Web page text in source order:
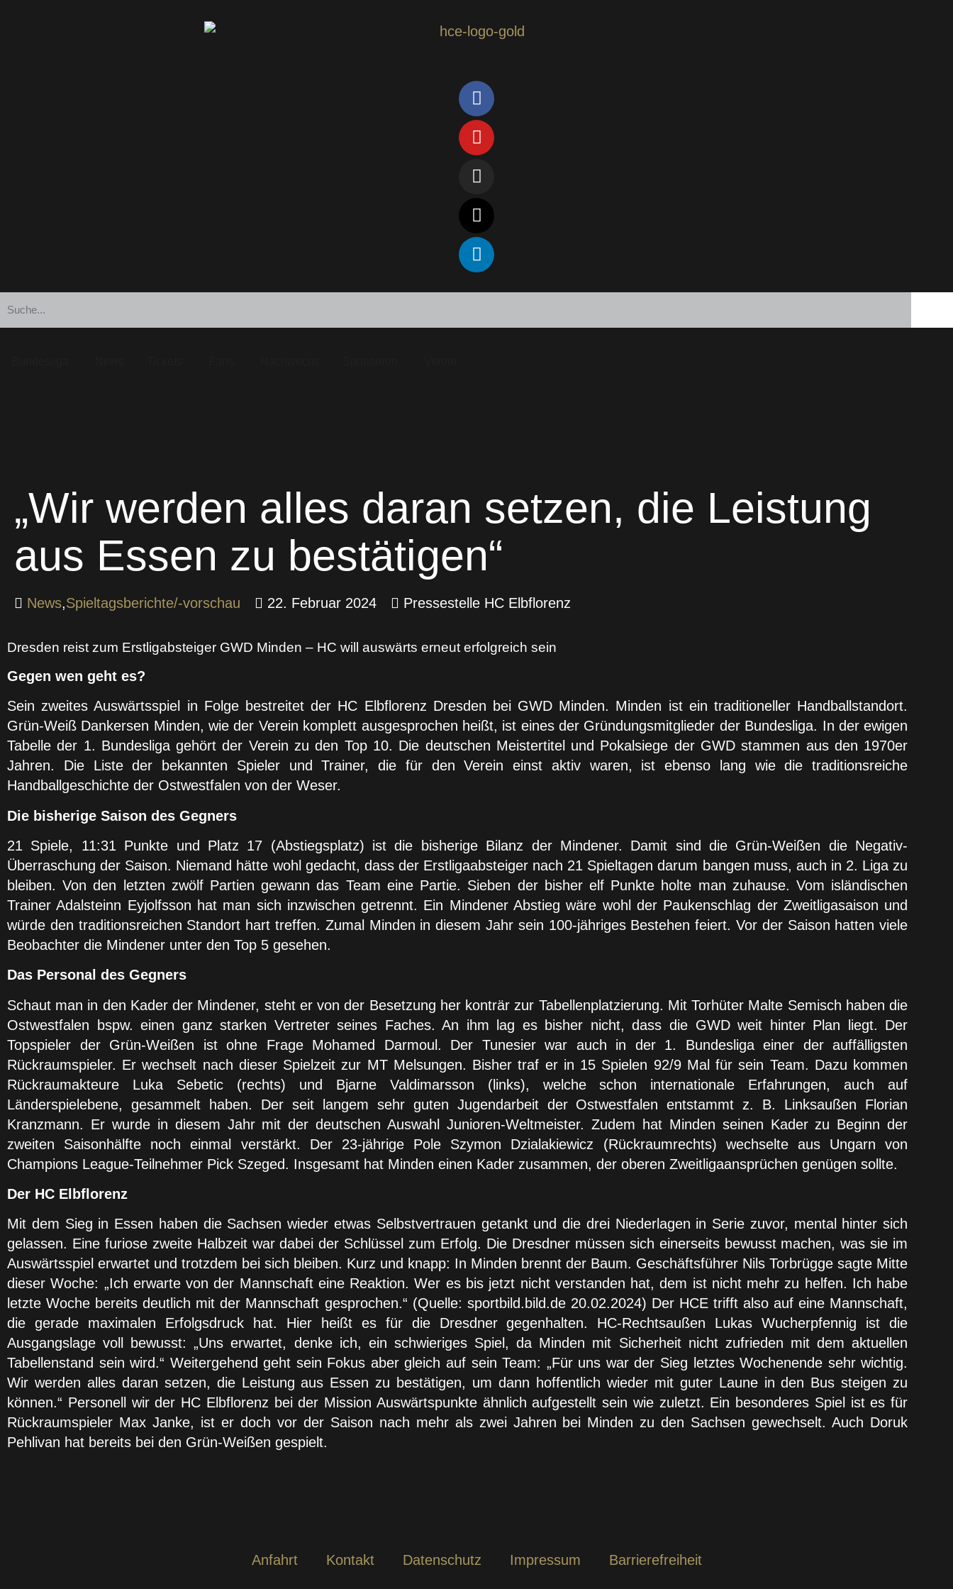
„Wir werden alles daran setzen, die Leistung
aus Essen zu bestätigen“
News,Spieltagsberichte/-vorschau 22. Februar 2024 Pressestelle HC Elbflorenz
Dresden reist zum Erstligabsteiger GWD Minden – HC will auswärts erneut erfolgreich sein
Gegen wen geht es?
Sein zweites Auswärtsspiel in Folge bestreitet der HC Elbflorenz Dresden bei GWD Minden. Minden ist ein traditioneller Handballstandort.
Grün-Weiß Dankersen Minden, wie der Verein komplett ausgesprochen heißt, ist eines der Gründungsmitglieder der Bundesliga. In der ewigen
Tabelle der 1. Bundesliga gehört der Verein zu den Top 10. Die deutschen Meistertitel und Pokalsiege der GWD stammen aus den 1970er
Jahren. Die Liste der bekannten Spieler und Trainer, die für den Verein einst aktiv waren, ist ebenso lang wie die traditionsreiche
Handballgeschichte der Ostwestfalen von der Weser.
Die bisherige Saison des Gegners
21 Spiele, 11:31 Punkte und Platz 17 (Abstiegsplatz) ist die bisherige Bilanz der Mindener. Damit sind die Grün-Weißen die Negativ-
Überraschung der Saison. Niemand hätte wohl gedacht, dass der Erstligaabsteiger nach 21 Spieltagen darum bangen muss, auch in 2. Liga zu
bleiben. Von den letzten zwölf Partien gewann das Team eine Partie. Sieben der bisher elf Punkte holte man zuhause. Vom isländischen
Trainer Adalsteinn Eyjolfsson hat man sich inzwischen getrennt. Ein Mindener Abstieg wäre wohl der Paukenschlag der Zweitligasaison und
würde den traditionsreichen Standort hart treffen. Zumal Minden in diesem Jahr sein 100-jähriges Bestehen feiert. Vor der Saison hatten viele
Beobachter die Mindener unter den Top 5 gesehen.
Das Personal des Gegners
Schaut man in den Kader der Mindener, steht er von der Besetzung her konträr zur Tabellenplatzierung. Mit Torhüter Malte Semisch haben die
Ostwestfalen bspw. einen ganz starken Vertreter seines Faches. An ihm lag es bisher nicht, dass die GWD weit hinter Plan liegt. Der
Topspieler der Grün-Weißen ist ohne Frage Mohamed Darmoul. Der Tunesier war auch in der 1. Bundesliga einer der auffälligsten
Rückraumspieler. Er wechselt nach dieser Spielzeit zur MT Melsungen. Bisher traf er in 15 Spielen 92/9 Mal für sein Team. Dazu kommen
Rückraumakteure Luka Sebetic (rechts) und Bjarne Valdimarsson (links), welche schon internationale Erfahrungen, auch auf
Länderspielebene, gesammelt haben. Der seit langem sehr guten Jugendarbeit der Ostwestfalen entstammt z. B. Linksaußen Florian
Kranzmann. Er wurde in diesem Jahr mit der deutschen Auswahl Junioren-Weltmeister. Zudem hat Minden seinen Kader zu Beginn der
zweiten Saisonhälfte noch einmal verstärkt. Der 23-jährige Pole Szymon Dzialakiewicz (Rückraumrechts) wechselte aus Ungarn von
Champions League-Teilnehmer Pick Szeged. Insgesamt hat Minden einen Kader zusammen, der oberen Zweitligaansprüchen genügen sollte.
Der HC Elbflorenz
Mit dem Sieg in Essen haben die Sachsen wieder etwas Selbstvertrauen getankt und die drei Niederlagen in Serie zuvor, mental hinter sich
gelassen. Eine furiose zweite Halbzeit war dabei der Schlüssel zum Erfolg. Die Dresdner müssen sich einerseits bewusst machen, was sie im
Auswärtsspiel erwartet und trotzdem bei sich bleiben. Kurz und knapp: In Minden brennt der Baum. Geschäftsführer Nils Torbrügge sagte Mitte
dieser Woche: „Ich erwarte von der Mannschaft eine Reaktion. Wer es bis jetzt nicht verstanden hat, dem ist nicht mehr zu helfen. Ich habe
letzte Woche bereits deutlich mit der Mannschaft gesprochen.“ (Quelle: sportbild.bild.de 20.02.2024) Der HCE trifft also auf eine Mannschaft,
die gerade maximalen Erfolgsdruck hat. Hier heißt es für die Dresdner gegenhalten. HC-Rechtsaußen Lukas Wucherpfennig ist die
Ausgangslage voll bewusst: „Uns erwartet, denke ich, ein schwieriges Spiel, da Minden mit Sicherheit nicht zufrieden mit dem aktuellen
Tabellenstand sein wird.“ Weitergehend geht sein Fokus aber gleich auf sein Team: „Für uns war der Sieg letztes Wochenende sehr wichtig.
Wir werden alles daran setzen, die Leistung aus Essen zu bestätigen, um dann hoffentlich wieder mit guter Laune in den Bus steigen zu
können.“ Personell wir der HC Elbflorenz bei der Mission Auswärtspunkte ähnlich aufgestellt sein wie zuletzt. Ein besonderes Spiel ist es für
Rückraumspieler Max Janke, ist er doch vor der Saison nach mehr als zwei Jahren bei Minden zu den Sachsen gewechselt. Auch Doruk
Pehlivan hat bereits bei den Grün-Weißen gespielt.
Anfahrt Kontakt Datenschutz Impressum Barrierefreiheit